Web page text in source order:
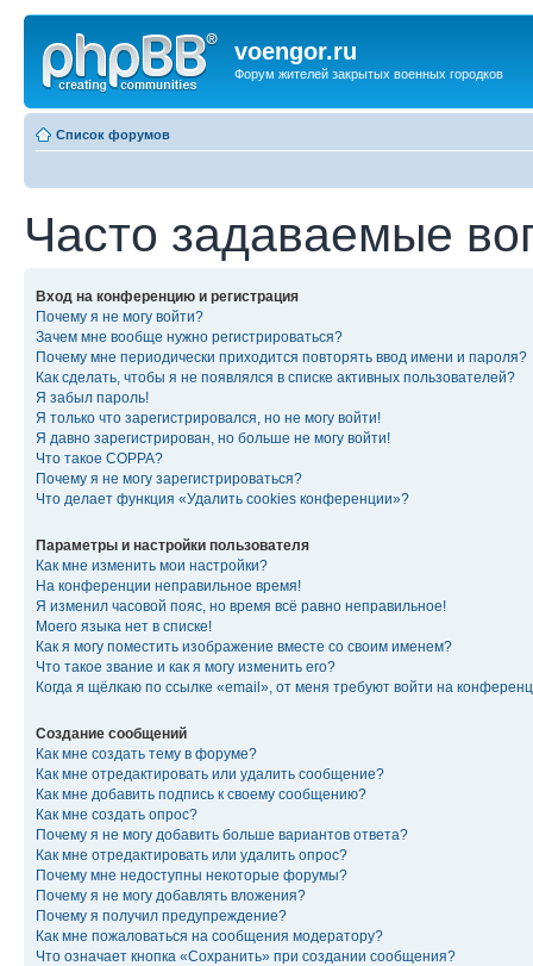
voengor.ru
Форум жителей закрытых военных городков
Список форумов
Часто задаваемые
Вход на конференцию и регистрация
Почему я не могу войти?
Зачем мне вообще нужно регистрироваться?
Почему мне периодически приходится повторять ввод имени и пароля?
Как сделать, чтобы я не появлялся в списке активных пользователей?
Я забыл пароль!
Я только что зарегистрировался, но не могу войти!
Я давно зарегистрирован, но больше не могу войти!
Что такое COPPA?
Почему я не могу зарегистрироваться?
Что делает функция «Удалить cookies конференции»?
Параметры и настройки пользователя
Как мне изменить мои настройки?
На конференции неправильное время!
Я изменил часовой пояс, но время всё равно неправильное!
Моего языка нет в списке!
Как я могу поместить изображение вместе со своим именем?
Что такое звание и как я могу изменить его?
Когда я щёлкаю по ссылке «email», от меня требуют войти на
Создание сообщений
Как мне создать тему в форуме?
Как мне отредактировать или удалить сообщение?
Как мне добавить подпись к своему сообщению?
Как мне создать опрос?
Почему я не могу добавить больше вариантов ответа?
Как мне отредактировать или удалить опрос?
Почему мне недоступны некоторые форумы?
Почему я не могу добавлять вложения?
Почему я получил предупреждение?
Как мне пожаловаться на сообщения модератору?
Что означает кнопка «Сохранить» при создании сообщения?